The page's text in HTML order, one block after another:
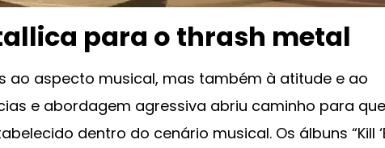
para o thrash metal
ao aspecto musical, mas também à atitude e ao
e abordagem agressiva abriu caminho para
dentro do cenário musical. Os álbuns “Kill